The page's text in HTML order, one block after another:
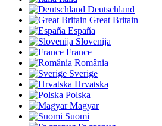
Deutschland
Great Britain
España
Slovenija
France
România
Sverige
Hrvatska
Polska
Magyar
Suomi